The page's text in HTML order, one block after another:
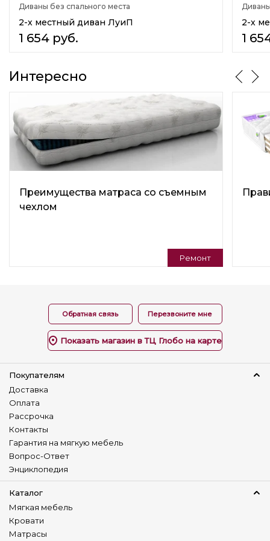
Классика(Classic)
Практичный
Кантри
Нет
Кресло
Регулируемая спинка
Нет
Изготовление в коже
Наличие столика
Нет
Диваны без спального места
2-х местный диван ЛуиП
1 654 руб.
2-х
1
Интересно
Преимущества матраса со съемным
чехлом
Ремонт
Обратная связь Перезвоните мне
Показать магазин в ТЦ Глобо на карте
Покупателям
Доставка
Оплата
Рассрочка
Контакты
Гарантия на мягкую мебель
Вопрос-Ответ
Энциклопедия
Каталог
Мягкая мебель
Кровати
Матрасы